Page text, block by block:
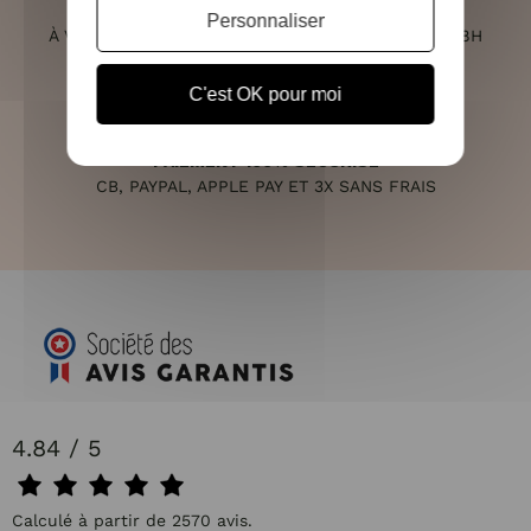
SERVICE CLIENT
À VOTRE ÉCOUTE DU LUNDI AU SAMEDI DE 10H À 18H
CB, PAYPAL, APPLE PAY ET 3X SANS FRAIS
4.84 / 5
Calculé à partir de 2570 avis.
C'est OK pour moi
Personnaliser